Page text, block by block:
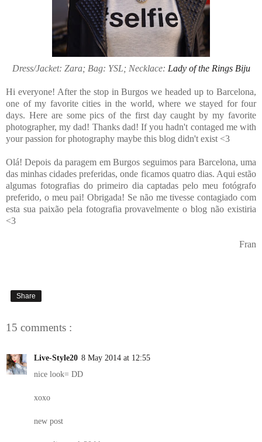
Dress/Jacket: Zara; Bag: YSL; Necklace: Lady of the Rings Biju
Hi everyone! After the stop in Burgos we headed up to Barcelona,
one of my favorite cities in the world, where we stayed for four
days. Here are some pics of the first day caught by my favorite
photographer, my dad! Thanks dad! If you hadn't contaged me with
your passion for photography maybe this blog didn't exist <3
Olá! Depois da paragem em Burgos seguimos para Barcelona, uma
das minhas cidades preferidas, onde ficamos quatro dias. Aqui estão
algumas fotografias do primeiro dia captadas pelo meu fotógrafo
preferido, o meu pai! Obrigada! Se não me tivesse contagiado com
esta sua paixão pela fotografia provavelmente o blog não existiria
<3
Fran
Share
15 comments :
Live-Style20 8 May 2014 at 12:55
nice look= DD
xoxo
new post